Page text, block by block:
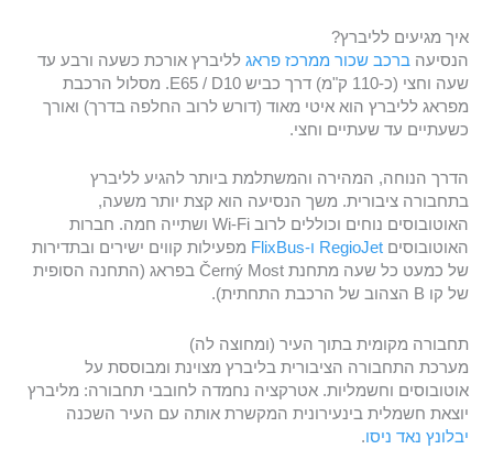
איך מגיעים לליברץ?
הנסיעה ברכב שכור ממרכז פראג לליברץ אורכת כשעה ורבע עד
שעה וחצי (כ-110 ק"מ) דרך כביש E65 / D10. מסלול הרכבת
מפראג לליברץ הוא איטי מאוד (דורש לרוב החלפה בדרך) ואורך
כשעתיים עד שעתיים וחצי.
הדרך הנוחה, המהירה והמשתלמת ביותר להגיע לליברץ
בתחבורה ציבורית. משך הנסיעה הוא קצת יותר משעה,
האוטובוסים נוחים וכוללים לרוב Wi-Fi ושתייה חמה. חברות
האוטובוסיםRegioJet ו-FlixBus
מפעילות קווים ישירים ובתדירות
של כמעט כל שעה מתחנת Černý Most בפראג (התחנה הסופית
של קו B הצהוב של הרכבת התחתית).
תחבורה מקומית בתוך העיר (ומחוצה לה)
מערכת התחבורה הציבורית בליברץ מצוינת ומבוססת על
אוטובוסים וחשמליות. אטרקציה נחמדה לחובבי תחבורה: מליברץ
יוצאת חשמלית בינעירונית המקשרת אותה עם העיר השכנה
יבלונץ נאד ניסו.